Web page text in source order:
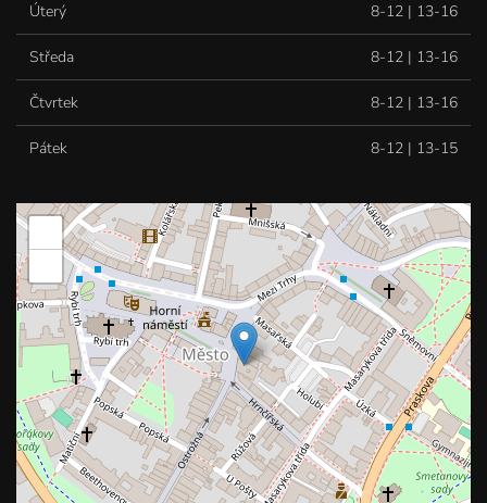
Úterý 8-12 | 13-16
Středa 8-12 | 13-16
Čtvrtek 8-12 | 13-16
Pátek 8-12 | 13-15